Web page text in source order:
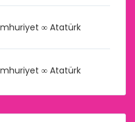
∞ Atatürk
∞ Atatürk